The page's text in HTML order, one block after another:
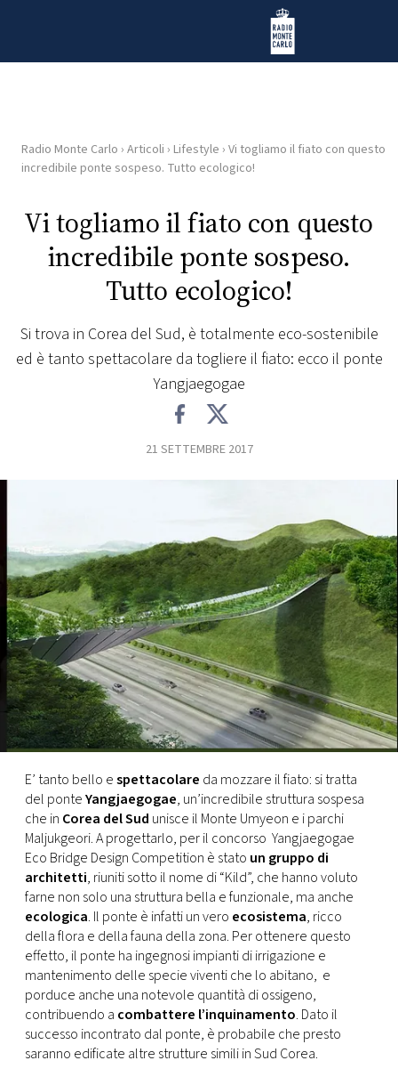
Radio Monte Carlo
HOME
RADIO
WEB
PLAYLIST
VIDEO
TV
PRINCIPATO
DI
MONACO
RMC
CONSIGLIA
Radio Monte Carlo › Articoli › Lifestyle › Vi togliamo il fiato con questo
incredibile ponte sospeso. Tutto ecologico!
Vi togliamo il fiato con questo
incredibile ponte sospeso.
Tutto ecologico!
Si trova in Corea del Sud, è totalmente eco-sostenibile
ed è tanto spettacolare da togliere il fiato: ecco il ponte
Yangjaegogae
21 SETTEMBRE 2017
E’ tanto bello espettacolare da mozzare il fiato: si tratta
del ponteYangjaegogae, un’incredibile struttura sospesa
che in Corea del Sud unisce il Monte Umyeon e i parchi
Maljukgeori. A progettarlo, per il concorso Yangjaegogae
Eco Bridge Design Competition è stato un gruppo di
architetti, riuniti sotto il nome di “Kild”, che hanno voluto
farne non solo una struttura bella e funzionale, ma anche
ecologica. Il ponte è infatti un vero ecosistema, ricco
della flora e della fauna della zona. Per ottenere questo
effetto, il ponte ha ingegnosi impianti di irrigazione e
mantenimento delle specie viventi che lo abitano, e
porduce anche una notevole quantità di ossigeno,
contribuendo a combattere l’inquinamento. Dato il
successo incontrato dal ponte, è probabile che presto
saranno edificate altre strutture simili in Sud Corea.